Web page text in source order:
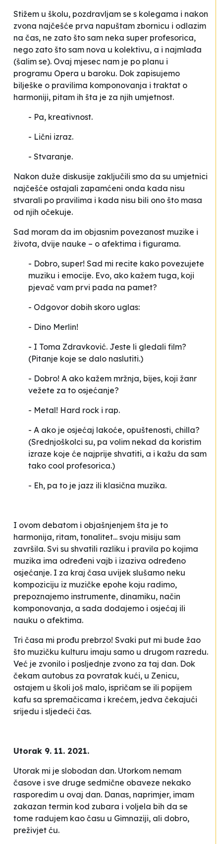
Stižem u školu, pozdravljam se s kolegama i nakon
zvona najčešće prva napuštam zbornicu i odlazim
na čas, ne zato što sam neka super profesorica,
nego zato što sam nova u kolektivu, a i najmlađa
(šalim se). Ovaj mjesec nam je po planu i
programu Opera u baroku. Dok zapisujemo
bilješke o pravilima komponovanja i traktat o
harmoniji, pitam ih šta je za njih umjetnost.
- Pa, kreativnost.
- Lični izraz.
- Stvaranje.
Nakon duže diskusije zaključili smo da su umjetnici
najčešće ostajali zapamćeni onda kada nisu
stvarali po pravilima i kada nisu bili ono što masa
od njih očekuje.
Sad moram da im objasnim povezanost muzike i
života, dvije nauke – o afektima i figurama.
- Dobro, super! Sad mi recite kako povezujete
muziku i emocije. Evo, ako kažem tuga, koji
pjevač vam prvi pada na pamet?
- Odgovor dobih skoro uglas:
- Dino Merlin!
- I Toma Zdravković. Jeste li gledali film?
(Pitanje koje se dalo naslutiti.)
- Dobro! A ako kažem mržnja, bijes, koji žanr
vežete za to osjećanje?
- Metal! Hard rock i rap.
- A ako je osjećaj lakoće, opuštenosti, chilla?
(Srednjoškolci su, pa volim nekad da koristim
izraze koje će najprije shvatiti, a i kažu da sam
tako cool profesorica.)
- Eh, pa to je jazz ili klasična muzika.
I ovom debatom i objašnjenjem šta je to
harmonija, ritam, tonalitet... svoju misiju sam
završila. Svi su shvatili razliku i pravila po kojima
muzika ima određeni vajb i izaziva određeno
osjećanje. I za kraj časa uvijek slušamo neku
kompoziciju iz muzičke epohe koju radimo,
prepoznajemo instrumente, dinamiku, način
komponovanja, a sada dodajemo i osjećaj ili
nauku o afektima.
Tri časa mi prođu prebrzo! Svaki put mi bude žao
što muzičku kulturu imaju samo u drugom razredu.
Već je zvonilo i posljednje zvono za taj dan. Dok
čekam autobus za povratak kući, u Zenicu,
ostajem u školi još malo, ispričam se ili popijem
kafu sa spremačicama i krećem, jedva čekajući
srijedu i sljedeći čas.
Utorak 9. 11. 2021.
Utorak mi je slobodan dan. Utorkom nemam
časove i sve druge sedmične obaveze nekako
rasporedim u ovaj dan. Danas, naprimjer, imam
zakazan termin kod zubara i voljela bih da se
tome radujem kao času u Gimnaziji, ali dobro,
preživjet ću.